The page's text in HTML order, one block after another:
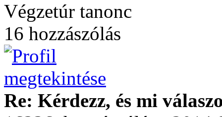
Végzetúr tanonc
16 hozzászólás
Re: Kérdezz, és mi